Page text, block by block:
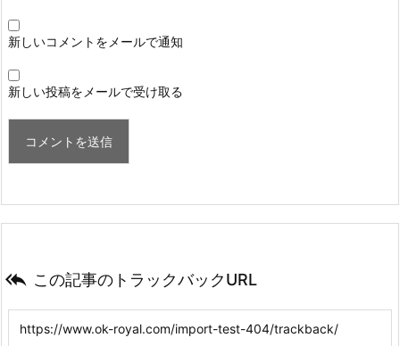
新しいコメントをメールで通知
新しい投稿をメールで受け取る
 この記事のトラックバックURL